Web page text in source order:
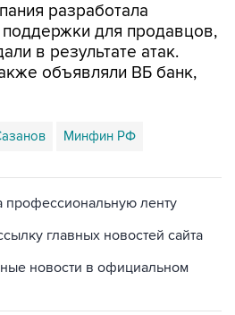
разработала
для продавцов,
в результате атак.
объявляли ВБ банк,
Минфин РФ
профессиональную ленту
главных новостей сайта
новости в официальном